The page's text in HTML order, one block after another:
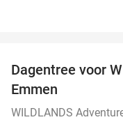
Dagentree voor
Emmen
WILDLANDS